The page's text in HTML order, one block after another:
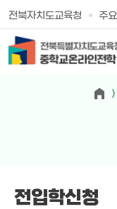
전북자치도교육청 주
전입학신청